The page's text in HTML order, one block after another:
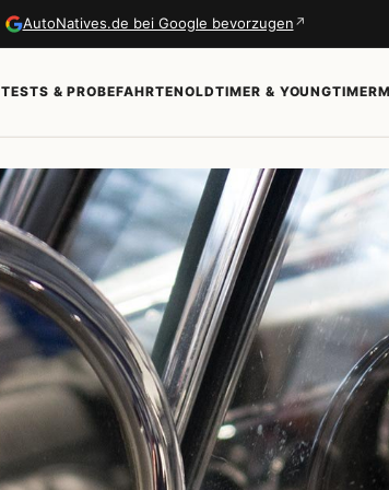
AutoNatives.de bei Google bevorzugen ↗
TESTS & PROBEFAHRTENOLDTIMER & YOUNGTIMER